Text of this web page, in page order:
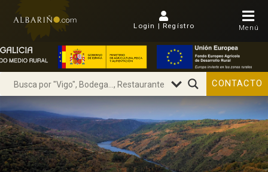
Login | Regístro Menú
CONTACTO